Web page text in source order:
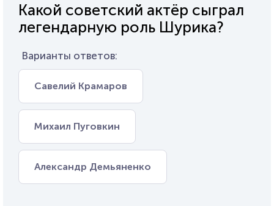
Какой советский актёр сыграл
легендарную роль Шурика?
Варианты ответов:
Савелий Крамаров
Михаил Пуговкин
Александр Демьяненко